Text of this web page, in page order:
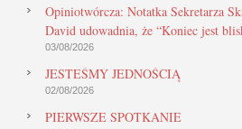
Opiniotwórcza: Notatka Sekretarza
David udowadnia, że “Koniec jest
03/08/2026
JESTEŚMY JEDNOŚCIĄ
02/08/2026
PIERWSZE SPOTKANIE